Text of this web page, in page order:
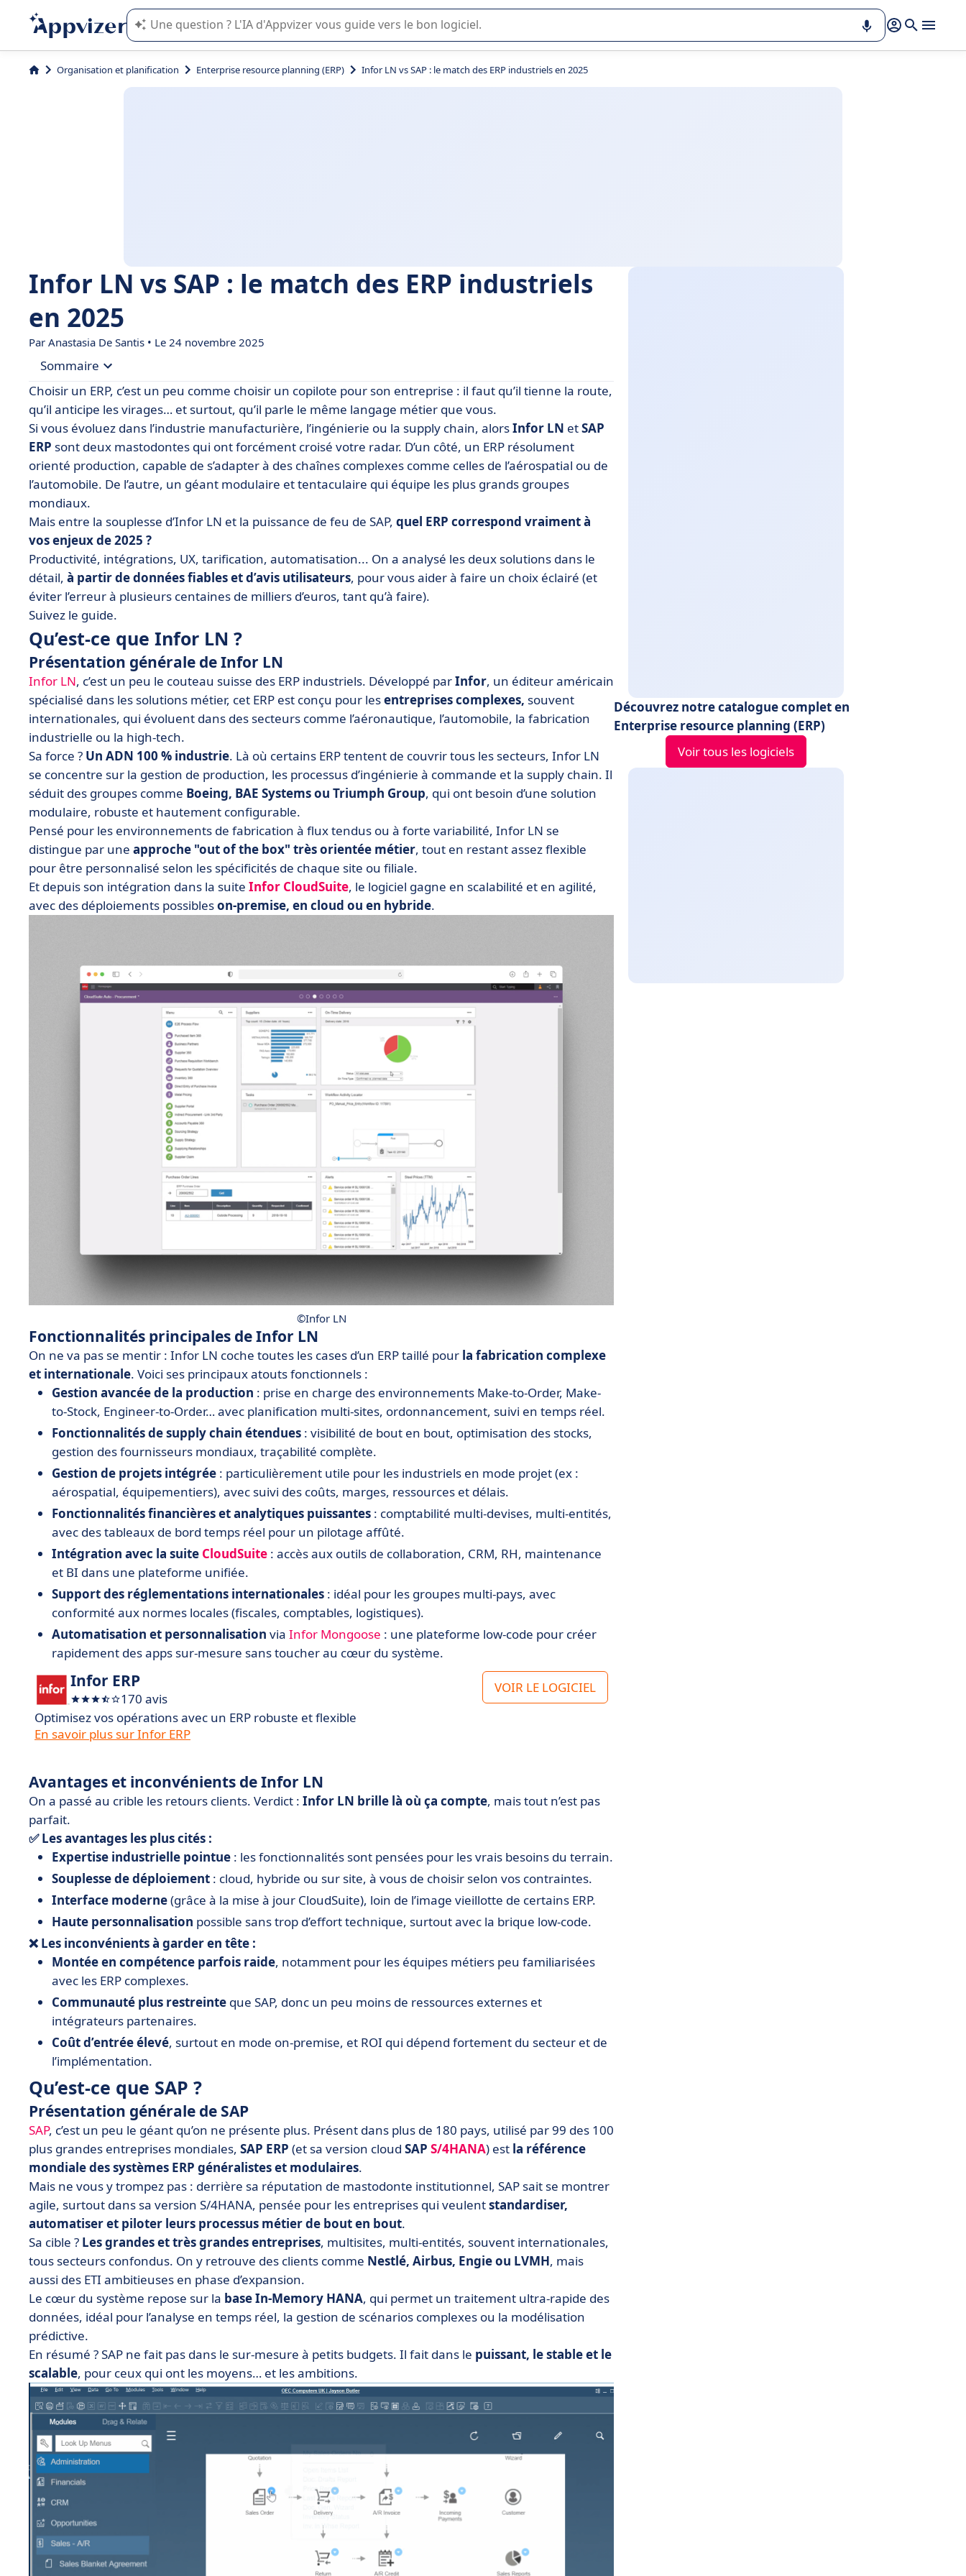
L'IA de Appvizer vous guide dans l'utilisation ou la sélection de logiciel SaaS en entreprise.
Organisation et planification Enterprise resource planning (ERP) Infor LN vs SAP : le match des ERP industriels en 2025
Infor LN vs SAP : le match des ERP industriels
en 2025
Par Anastasia De Santis • Le 24 novembre 2025
Sommaire
• Qu’est-ce que Infor LN ?
• Qu’est-ce que SAP ?
• Infor LN vs SAP : comparez les fonctionnalités
• Infor LN vs SAP : comparez les prix
• Infor LN vs SAP : quelle interface est la plus intuitive ?
• Infor LN vs SAP : comparez les intégrations
• Quand choisir Infor LN ou SAP ?
• Ce qu’il y a à retenir de la bataille Infor LN vs SAP
• FAQ sur Infor LN vs SAP
Choisir un ERP, c’est un peu comme choisir un copilote pour son entreprise : il faut qu’il tienne la route,
qu’il anticipe les virages… et surtout, qu’il parle le même langage métier que vous.
Si vous évoluez dans l’industrie manufacturière, l’ingénierie ou la supply chain, alorsInfor LN etSAP
ERP sont deux mastodontes qui ont forcément croisé votre radar. D’un côté, un ERP résolument
orienté production, capable de s’adapter à des chaînes complexes comme celles de l’aérospatial ou de
l’automobile. De l’autre, un géant modulaire et tentaculaire qui équipe les plus grands groupes
mondiaux.
Mais entre la souplesse d’Infor LN et la puissance de feu de SAP, quel ERP correspond vraiment à
vos enjeux de 2025 ?
Productivité, intégrations, UX, tarification, automatisation... On a analysé les deux solutions dans le
détail, à partir de données fiables et d’avis utilisateurs, pour vous aider à faire un choix éclairé (et
éviter l’erreur à plusieurs centaines de milliers d’euros, tant qu’à faire).
Suivez le guide.
Qu’est-ce que Infor LN ?
Présentation générale de Infor LN
Infor LN, c’est un peu le couteau suisse des ERP industriels. Développé parInfor, un éditeur américain
spécialisé dans les solutions métier, cet ERP est conçu pour lesentreprises complexes, souvent
internationales, qui évoluent dans des secteurs comme l’aéronautique, l’automobile, la fabrication
industrielle ou la high-tech.
Sa force ? Un ADN 100 % industrie. Là où certains ERP tentent de couvrir tous les secteurs, Infor LN
se concentre sur la gestion de production, les processus d’ingénierie à commande et la supply chain. Il
séduit des groupes comme Boeing, BAE Systems ou Triumph Group, qui ont besoin d’une solution
modulaire, robuste et hautement configurable.
Pensé pour les environnements de fabrication à flux tendus ou à forte variabilité, Infor LN se
distingue par une approche "out of the box" très orientée métier, tout en restant assez flexible
pour être personnalisé selon les spécificités de chaque site ou filiale.
Et depuis son intégration dans la suite Infor CloudSuite, le logiciel gagne en scalabilité et en agilité,
avec des déploiements possibleson-premise, en cloud ou en hybride.
©Infor LN
Fonctionnalités principales de Infor LN
On ne va pas se mentir : Infor LN coche toutes les cases d’un ERP taillé pour la fabrication complexe
et internationale. Voici ses principaux atouts fonctionnels :
Gestion avancée de la production : prise en charge des environnements Make-to-Order, Make-
to-Stock, Engineer-to-Order… avec planification multi-sites, ordonnancement, suivi en temps réel.
Fonctionnalités de supply chain étendues : visibilité de bout en bout, optimisation des stocks,
gestion des fournisseurs mondiaux, traçabilité complète.
Gestion de projets intégrée : particulièrement utile pour les industriels en mode projet (ex :
aérospatial, équipementiers), avec suivi des coûts, marges, ressources et délais.
Fonctionnalités financières et analytiques puissantes : comptabilité multi-devises, multi-entités,
avec des tableaux de bord temps réel pour un pilotage affûté.
Intégration avec la suite CloudSuite : accès aux outils de collaboration, CRM, RH, maintenance
et BI dans une plateforme unifiée.
Support des réglementations internationales : idéal pour les groupes multi-pays, avec
conformité aux normes locales (fiscales, comptables, logistiques).
Automatisation et personnalisation via Infor Mongoose : une plateforme low-code pour créer
rapidement des apps sur-mesure sans toucher au cœur du système.
Infor ERP
170 avis
VOIR LE LOGICIEL
Optimisez vos opérations avec un ERP robuste et flexible
En savoir plus sur Infor ERP
Avantages et inconvénients de Infor LN
On a passé au crible les retours clients. Verdict : Infor LN brille là où ça compte, mais tout n’est pas
parfait.
✅ Les avantages les plus cités :
Expertise industrielle pointue : les fonctionnalités sont pensées pour les vrais besoins du terrain.
Souplesse de déploiement : cloud, hybride ou sur site, à vous de choisir selon vos contraintes.
Interface moderne(grâce à la mise à jour CloudSuite), loin de l’image vieillotte de certains ERP.
Haute personnalisation possible sans trop d’effort technique, surtout avec la brique low-code.
❌ Les inconvénients à garder en tête :
Montée en compétence parfois raide, notamment pour les équipes métiers peu familiarisées
avec les ERP complexes.
Communauté plus restreinte que SAP, donc un peu moins de ressources externes et
intégrateurs partenaires.
Coût d’entrée élevé, surtout en mode on-premise, et ROI qui dépend fortement du secteur et de
l’implémentation.
Qu’est-ce que SAP ?
Présentation générale de SAP
SAP, c’est un peu le géant qu’on ne présente plus. Présent dans plus de 180 pays, utilisé par 99 des 100
plus grandes entreprises mondiales, SAP ERP (et sa version cloud SAP S/4HANA) est la référence
mondiale des systèmes ERP généralistes et modulaires.
Mais ne vous y trompez pas : derrière sa réputation de mastodonte institutionnel, SAP sait se montrer
agile, surtout dans sa version S/4HANA, pensée pour les entreprises qui veulentstandardiser,
automatiser et piloter leurs processus métier de bout en bout.
Sa cible ? Les grandes et très grandes entreprises, multisites, multi-entités, souvent internationales,
tous secteurs confondus. On y retrouve des clients comme Nestlé, Airbus, Engie ou LVMH, mais
aussi des ETI ambitieuses en phase d’expansion.
Le cœur du système repose sur la base In-Memory HANA, qui permet un traitement ultra-rapide des
données, idéal pour l’analyse en temps réel, la gestion de scénarios complexes ou la modélisation
prédictive.
En résumé ? SAP ne fait pas dans le sur-mesure à petits budgets. Il fait dans le puissant, le stable et le
scalable, pour ceux qui ont les moyens… et les ambitions.
Découvrez notre catalogue complet en
Enterprise resource planning (ERP)
Voir tous les logiciels